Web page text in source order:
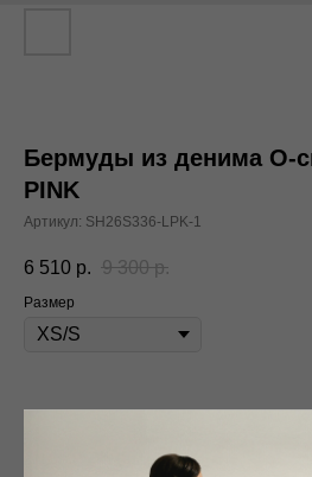
Бермуды из денима О-
PINK
Артикул: SH26S336-LPK-1
6 510 р. 9 300 р.
Размер
В корзину